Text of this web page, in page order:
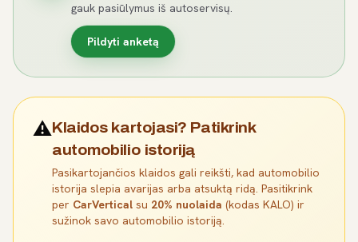
gauk pasiūlymus iš autoservisų.
Pildyti anketą
⚠️Klaidos kartojasi? Patikrink
automobilio istoriją
Pasikartojančios klaidos gali reikšti, kad automobilio
istorija slepia avarijas arba atsuktą ridą. Pasitikrink
per CarVertical su 20% nuolaida (kodas KALO) ir
sužinok savo automobilio istoriją.